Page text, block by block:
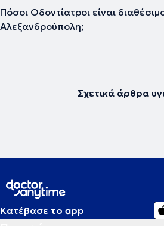
Πόσοι Οδοντίατροι είναι
Αλεξανδρούπολη;
Σχετικά άρθρα
Κατέβασε το app